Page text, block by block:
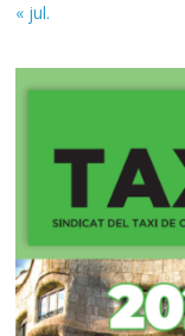
« jul.